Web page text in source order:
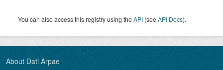
You can also access this registry using theAPI (seeAPI Docs).
About Dati Arpae